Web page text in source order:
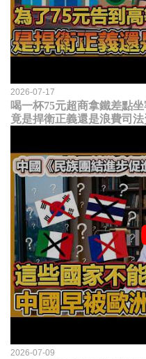
2026-07-17
喝一杯75元超商拿鐵差點
竟是捍衛正義還是浪費司法
2026-07-09